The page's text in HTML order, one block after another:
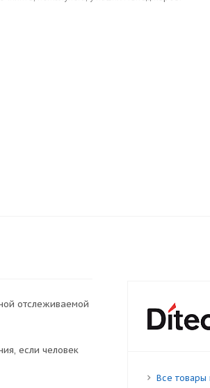
отслеживаемой
если человек
Все товары